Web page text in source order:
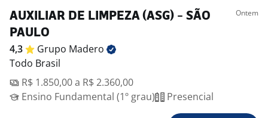
AUXILIAR DE LIMPEZA (ASG) - SÃO
PAULO
Ontem
4,3 Grupo Madero
Todo Brasil
R$ 1.850,00 a R$ 2.360,00
Ensino Fundamental (1º grau)
Presencial